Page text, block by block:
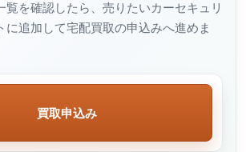
覧を確認したら、売りたいカーセキュリ
に追加して宅配買取の申込みへ進めま
買取申込み